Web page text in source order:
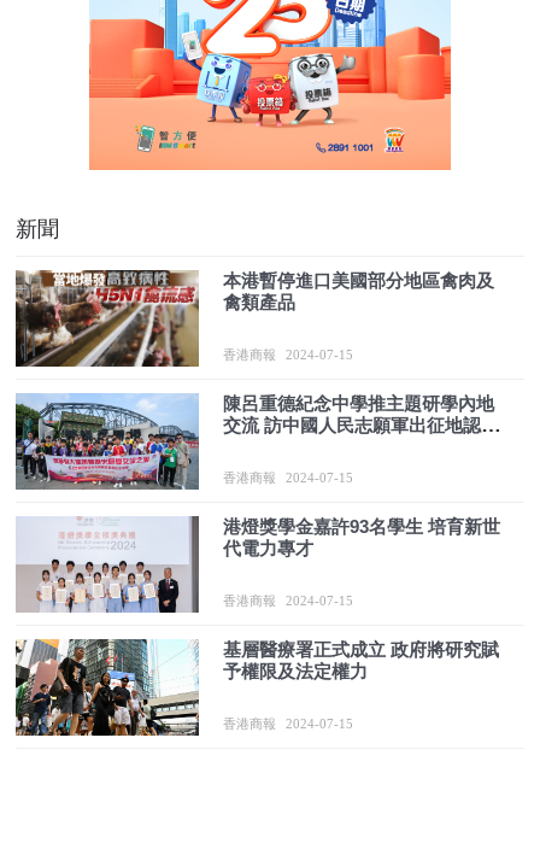
新聞
本港暫停進口美國部分地區禽肉及
禽類產品
香港商報 2024-07-15
陳呂重德紀念中學推主題研學內地
交流 訪中國人民志願軍出征地認識
香港商報 2024-07-15
港燈獎學金嘉許93名學生 培育新世
代電力專才
香港商報 2024-07-15
基層醫療署正式成立 政府將研究賦
予權限及法定權力
香港商報 2024-07-15